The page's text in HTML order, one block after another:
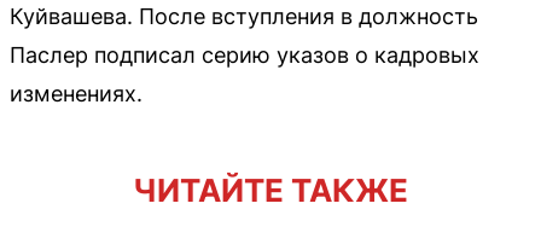
Куйвашева. После вступления в должность
Паслер подписал серию указов о кадровых
изменениях.
ЧИТАЙТЕ ТАКЖЕ